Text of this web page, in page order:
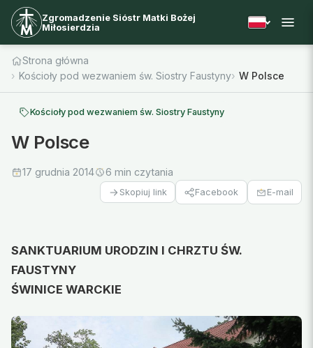
Zgromadzenie Sióstr Matki Bożej
Miłosierdzia
Strona główna
Kościoły pod wezwaniem św. Siostry Faustyny
W Polsce
Kościoły pod wezwaniem św. Siostry Faustyny
W Polsce
17 grudnia 2014 6 min czytania
Skopiuj link Facebook E-mail
SANKTUARIUM URODZIN I CHRZTU ŚW.
FAUSTYNY
ŚWINICE WARCKIE